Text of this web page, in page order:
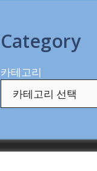
Category
카테고리